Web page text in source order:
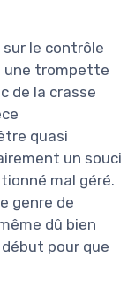
sur le contrôle
une trompette
de la crasse
quasi
un souci
mal géré.
genre de
dû bien
pour que